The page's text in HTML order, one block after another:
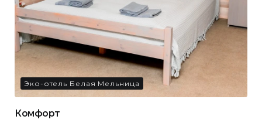
Эко-отель Белая Мельница
Комфорт